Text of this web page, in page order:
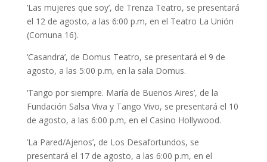
‘Las mujeres que soy’, de Trenza Teatro, se presentará
el 12 de agosto, a las 6:00 p.m, en el Teatro La Unión
(Comuna 16).
‘Casandra’, de Domus Teatro, se presentará el 9 de
agosto, a las 5:00 p.m, en la sala Domus.
‘Tango por siempre. María de Buenos Aires’, de la
Fundación Salsa Viva y Tango Vivo, se presentará el 10
de agosto, a las 6:00 p.m, en el Casino Hollywood.
‘La Pared/Ajenos’, de Los Desafortundos, se
presentará el 17 de agosto, a las 6:00 p.m, en el